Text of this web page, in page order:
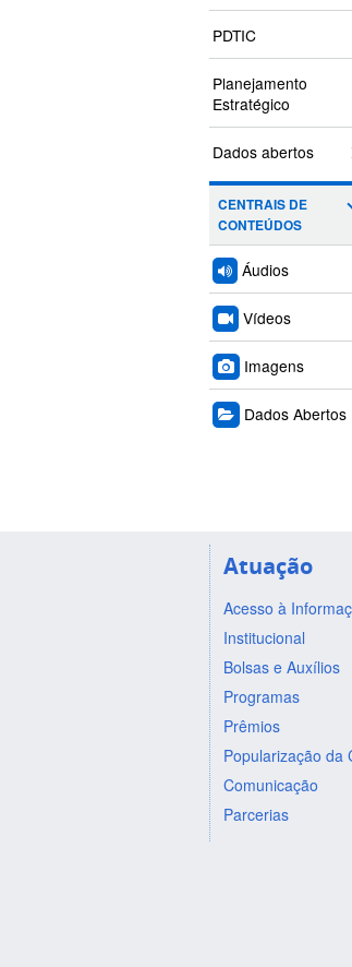
PDTIC
Planejamento
Estratégico
Dados abertos
CENTRAIS DE
CONTEÚDOS
Áudios
Vídeos
Imagens
Dados Abertos
Atuação
Acesso à
Institucional
Bolsas e Auxílios
Programas
Prêmios
Popularização da
Comunicação
Parcerias